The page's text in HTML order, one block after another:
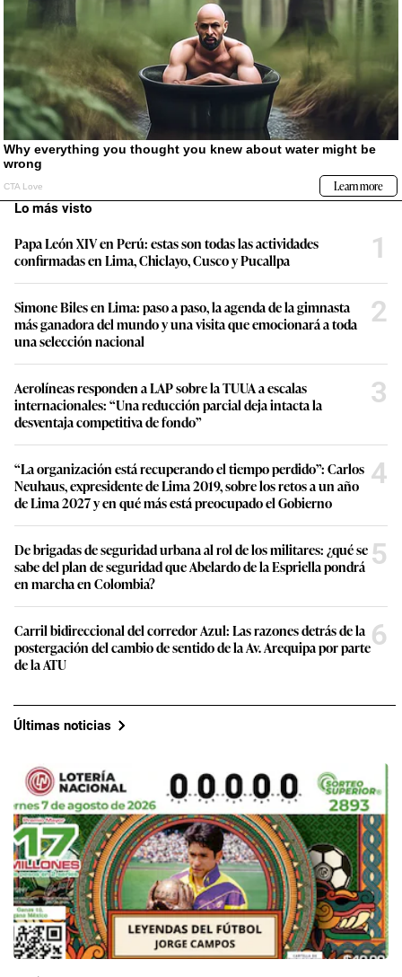
Lo más visto
Papa León XIV en Perú: estas son todas las actividades
confirmadas en Lima, Chiclayo, Cusco y Pucallpa
1
Simone Biles en Lima: paso a paso, la agenda de la gimnasta
más ganadora del mundo y una visita que emocionará a toda
una selección nacional
2
Aerolíneas responden a LAP sobre la TUUA a escalas
internacionales: “Una reducción parcial deja intacta la
desventaja competitiva de fondo”
3
“La organización está recuperando el tiempo perdido”: Carlos
Neuhaus, expresidente de Lima 2019, sobre los retos a un año
de Lima 2027 y en qué más está preocupado el Gobierno
4
De brigadas de seguridad urbana al rol de los militares: ¿qué se
sabe del plan de seguridad que Abelardo de la Espriella pondrá
en marcha en Colombia?
5
Carril bidireccional del corredor Azul: Las razones detrás de la
postergación del cambio de sentido de la Av. Arequipa por parte
de la ATU
6
Últimas noticias